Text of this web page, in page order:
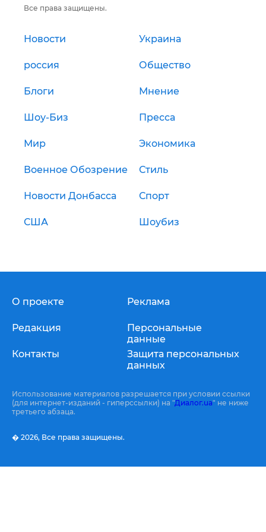
Все права защищены.
Новости Украина
россия Общество
Блоги Мнение
Шоу-Биз Пресса
Мир Экономика
Военное Обозрение Стиль
Новости Донбасса Спорт
США Шоубиз
О проекте
Редакция
Контакты
Реклама
Персональные
данные
Защита персональных
данных
Использование материалов разрешается при условии ссылки
(для интернет-изданий - гиперссылки) на "Диалог.ua" не ниже
третьего абзаца.
� 2026, Все права защищены.